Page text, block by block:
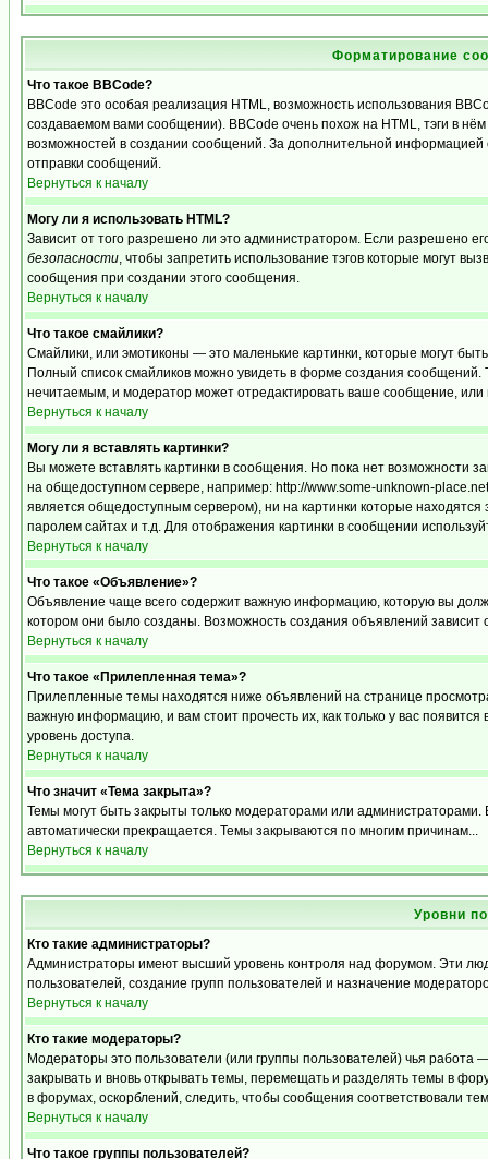
Форматирование
Что такое BBCode?
BBCode это особая реализация HTML, возможность использования
создаваемом вами сообщении). BBCode очень похож на HTML, тэги в
возможностей в создании сообщений. За дополнительной
отправки сообщений.
Вернуться к началу
Могу ли я использовать HTML?
Зависит от того разрешено ли это администратором. Если разрешено
безопасности, чтобы запретить использование тэгов которые могут
сообщения при создании этого сообщения.
Вернуться к началу
Что такое смайлики?
Смайлики, или эмотиконы — это маленькие картинки, которые могут
Полный список смайликов можно увидеть в форме создания сообщений.
нечитаемым, и модератор может отредактировать ваше сообщение, или
Вернуться к началу
Могу ли я вставлять картинки?
Вы можете вставлять картинки в сообщения. Но пока нет возможности
на общедоступном сервере, например: http://www.some-unknown-
является общедоступным сервером), ни на картинки которые
паролем сайтах и т.д. Для отображения картинки в сообщении
Вернуться к началу
Что такое «Объявление»?
Объявление чаще всего содержит важную информацию, которую вы
котором они было созданы. Возможность создания объявлений
Вернуться к началу
Что такое «Прилепленная тема»?
Прилепленные темы находятся ниже объявлений на странице
важную информацию, и вам стоит прочесть их, как только у вас
уровень доступа.
Вернуться к началу
Что значит «Тема закрыта»?
Темы могут быть закрыты только модераторами или
автоматически прекращается. Темы закрываются по многим причинам...
Вернуться к началу
Уровни
Кто такие администраторы?
Администраторы имеют высший уровень контроля над форумом. Эти
пользователей, создание групп пользователей и назначение
Вернуться к началу
Кто такие модераторы?
Модераторы это пользователи (или группы пользователей) чья
закрывать и вновь открывать темы, перемещать и разделять темы в
в форумах, оскорблений, следить, чтобы сообщения соответствовали
Вернуться к началу
Что такое группы пользователей?